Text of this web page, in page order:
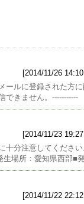
[2014/11/26
ールに登録された方
できません。-----------
[2014/11/23
十分注意してくださ
生場所：愛知県西部■
[2014/11/22